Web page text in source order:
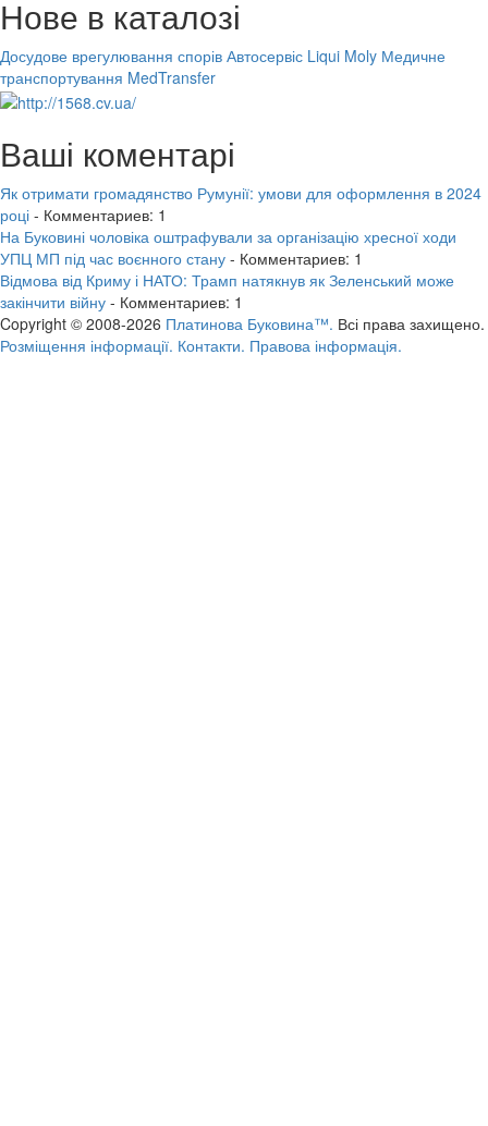
Нове в каталозі
Досудове врегулювання спорів Автосервіс Liqui Moly Медичне
транспортування MedTransfer
Ваші коментарі
Як отримати громадянство Румунії: умови для оформлення в 2024
році - Комментариев: 1
На Буковині чоловіка оштрафували за організацію хресної ходи
УПЦ МП під час воєнного стану - Комментариев: 1
Відмова від Криму і НАТО: Трамп натякнув як Зеленський може
закінчити війну - Комментариев: 1
Copyright © 2008-2026 Платинова Буковина™. Всі права захищено.
Розміщення інформації. Контакти. Правова інформація.